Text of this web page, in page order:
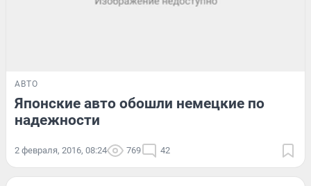
АВТО
Японские авто обошли немецкие по
надежности
2 февраля, 2016, 08:24 769 42